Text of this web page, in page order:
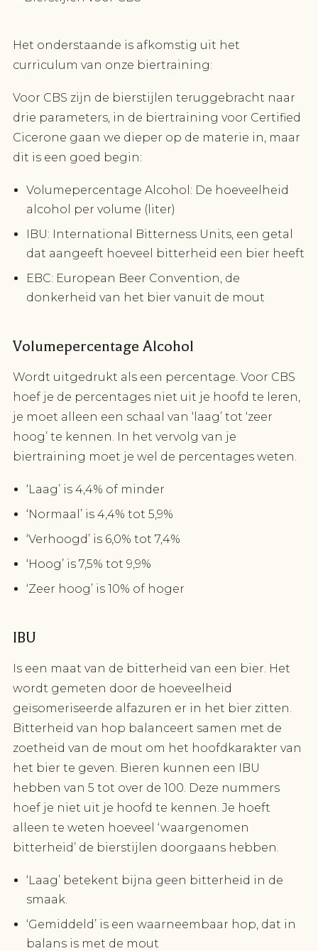
Het onderstaande is afkomstig uit het
curriculum van onze biertraining:
Voor CBS zijn de bierstijlen teruggebracht naar
drie parameters, in de biertraining voor Certified
Cicerone gaan we dieper op de materie in, maar
dit is een goed begin:
Volumepercentage Alcohol: De hoeveelheid
alcohol per volume (liter)
IBU: International Bitterness Units, een getal
dat aangeeft hoeveel bitterheid een bier heeft
EBC: European Beer Convention, de
donkerheid van het bier vanuit de mout
Volumepercentage Alcohol
Wordt uitgedrukt als een percentage. Voor CBS
hoef je de percentages niet uit je hoofd te leren,
je moet alleen een schaal van ‘laag’ tot ‘zeer
hoog’ te kennen. In het vervolg van je
biertraining moet je wel de percentages weten.
‘Laag’ is 4,4% of minder
‘Normaal’ is 4,4% tot 5,9%
‘Verhoogd’ is 6,0% tot 7,4%
‘Hoog’ is 7,5% tot 9,9%
‘Zeer hoog’ is 10% of hoger
IBU
Is een maat van de bitterheid van een bier. Het
wordt gemeten door de hoeveelheid
geïsomeriseerde alfazuren er in het bier zitten.
Bitterheid van hop balanceert samen met de
zoetheid van de mout om het hoofdkarakter van
het bier te geven. Bieren kunnen een IBU
hebben van 5 tot over de 100. Deze nummers
hoef je niet uit je hoofd te kennen. Je hoeft
alleen te weten hoeveel ‘waargenomen
bitterheid’ de bierstijlen doorgaans hebben.
‘Laag’ betekent bijna geen bitterheid in de
smaak.
‘Gemiddeld’ is een waarneembaar hop, dat in
balans is met de mout